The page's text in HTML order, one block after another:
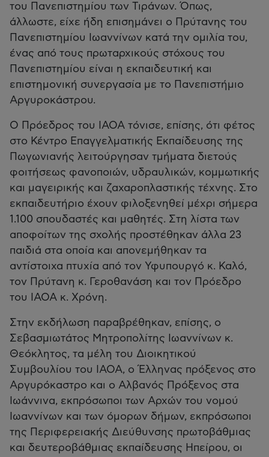
του Πανεπιστημίου των Τιράνων. Όπως,
άλλωστε, είχε ήδη επισημάνει ο Πρύτανης του
Πανεπιστημίου Ιωαννίνων κατά την ομιλία του,
ένας από τους πρωταρχικούς στόχους του
Πανεπιστημίου είναι η εκπαιδευτική και
επιστημονική συνεργασία με το Πανεπιστήμιο
Αργυροκάστρου.
Ο Πρόεδρος του ΙΑΟΑ τόνισε, επίσης, ότι φέτος
στο Κέντρο Επαγγελματικής Εκπαίδευσης της
Πωγωνιανής λειτούργησαν τμήματα διετούς
φοιτήσεως φανοποιών, υδραυλικών, κομμωτικής
και μαγειρικής και ζαχαροπλαστικής τέχνης. Στο
εκπαιδευτήριο έχουν φιλοξενηθεί μέχρι σήμερα
1.100 σπουδαστές και μαθητές. Στη λίστα των
αποφοίτων της σχολής προστέθηκαν άλλα 23
παιδιά στα οποία και απονεμήθηκαν τα
αντίστοιχα πτυχία από τον Υφυπουργό κ. Καλό,
τον Πρύτανη κ. Γεροθανάση και τον Πρόεδρο
του ΙΑΟΑ κ. Χρόνη.
Στην εκδήλωση παραβρέθηκαν, επίσης, ο
Σεβασμιωτάτος Μητροπολίτης Ιωαννίνων κ.
Θεόκλητος, τα μέλη του Διοικητικού
Συμβουλίου του ΙΑΟΑ, ο Έλληνας πρόξενος στο
Αργυρόκαστρο και ο Αλβανός Πρόξενος στα
Ιωάννινα, εκπρόσωποι των Αρχών του νομού
Ιωαννίνων και των όμορων δήμων, εκπρόσωποι
της Περιφερειακής Διεύθυνσης πρωτοβάθμιας
και δευτεροβάθμιας εκπαίδευσης Ηπείρου, οι